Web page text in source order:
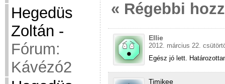
Hegedüs
Zoltán -
Fórum:
Kávézó2
« Régebbi
Ellie
2012. március 22.
Egész jó lett.
Timikee